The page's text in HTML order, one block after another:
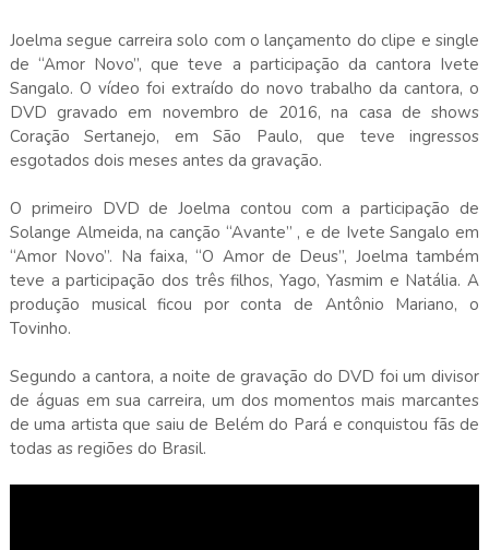
Joelma segue carreira solo com o lançamento do clipe e single
de “Amor Novo”, que teve a participação da cantora Ivete
Sangalo. O vídeo foi extraído do novo trabalho da cantora, o
DVD gravado em novembro de 2016, na casa de shows
Coração Sertanejo, em São Paulo, que teve ingressos
esgotados dois meses antes da gravação.
O primeiro DVD de Joelma contou com a participação de
Solange Almeida, na canção “Avante” , e de Ivete Sangalo em
“Amor Novo”. Na faixa, “O Amor de Deus”, Joelma também
teve a participação dos três filhos, Yago, Yasmim e Natália. A
produção musical ficou por conta de Antônio Mariano, o
Tovinho.
Segundo a cantora, a noite de gravação do DVD foi um divisor
de águas em sua carreira, um dos momentos mais marcantes
de uma artista que saiu de Belém do Pará e conquistou fãs de
todas as regiões do Brasil.